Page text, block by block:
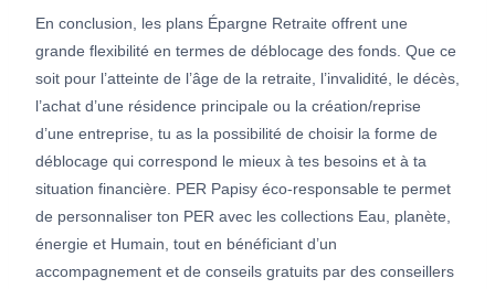
En conclusion, les plans Épargne Retraite offrent une
grande flexibilité en termes de déblocage des fonds. Que ce
soit pour l’atteinte de l’âge de la retraite, l’invalidité, le décès,
l’achat d’une résidence principale ou la création/reprise
d’une entreprise, tu as la possibilité de choisir la forme de
déblocage qui correspond le mieux à tes besoins et à ta
situation financière. PER Papisy éco-responsable te permet
de personnaliser ton PER avec les collections Eau, planète,
énergie et Humain, tout en bénéficiant d’un
accompagnement et de conseils gratuits par des conseillers